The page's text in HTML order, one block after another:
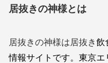
居抜きの神様とは
居抜きの神様は居抜き 飲
情報サイトです。東京